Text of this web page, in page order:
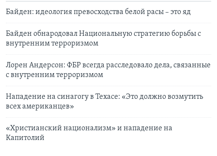
Байден: идеология превосходства белой расы – это яд
Байден обнародовал Национальную стратегию борьбы с
внутренним терроризмом
Лорен Андерсон: ФБР всегда расследовало дела, связанные
с внутренним терроризмом
Нападение на синагогу в Техасе: «Это должно возмутить
всех американцев»
«Христианский национализм» и нападение на
Капитолий